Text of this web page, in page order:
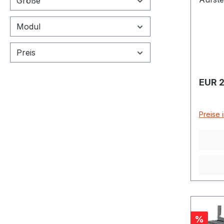
Modul
Preis
EUR
Preise
Rabatt
%